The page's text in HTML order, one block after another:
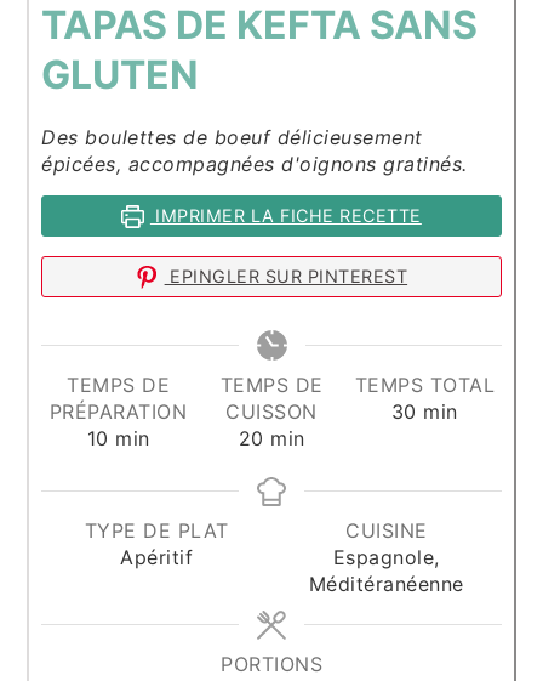
TAPAS DE KEFTA SANS
GLUTEN
Des boulettes de boeuf délicieusement
épicées, accompagnées d'oignons gratinés.
IMPRIMER LA FICHE RECETTE
EPINGLER SUR PINTEREST
TEMPS DE
PRÉPARATION
10 minutes
min
TEMPS DE
CUISSON
20 minutes
min
TEMPS TOTAL
30 minutes
min
TYPE DE PLAT
Apéritif
CUISINE
Espagnole,
Méditéranéenne
PORTIONS